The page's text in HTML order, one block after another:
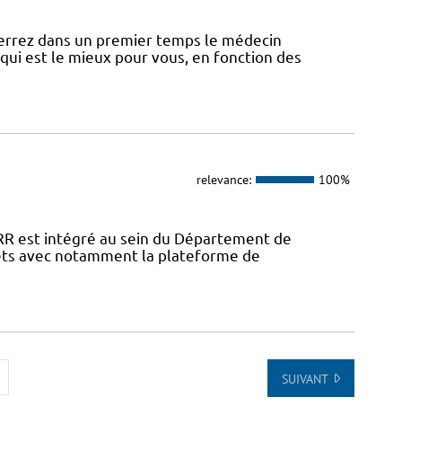
dans un premier temps le médecin
est le mieux pour vous, en fonction des
relevance: 100%
est intégré au sein du Département de
avec notamment la plateforme de
SUIVANT